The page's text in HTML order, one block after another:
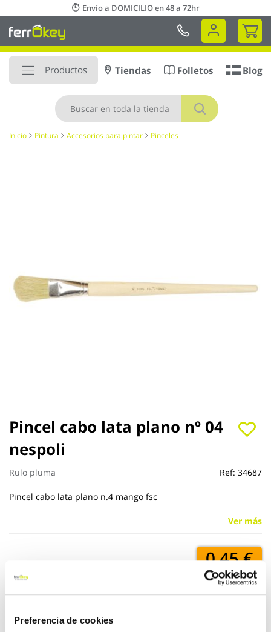
Preferencia de cookies
al
contenido
Envío a DOMICILIO en 48 a 72hr
Mi
Productos
Buscar
Tiendas Folletos Blog
Inicio Pintura Accesorios para pintar Pinceles
Pincel cabo lata plano nº 04
nespoli
Rulo pluma Ref: 34687
Pincel cabo lata plano n.4 mango fsc
Ver más
0,45 €
Saltar
al
comienzo
de
la
galería
de